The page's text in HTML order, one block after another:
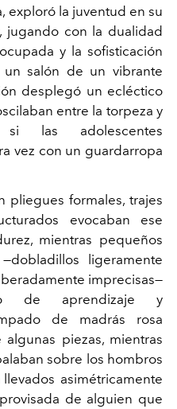
exploró la juventud en su
jugando con la dualidad
y la sofisticación
un salón de un vibrante
desplegó un ecléctico
entre la torpeza y
las adolescentes
vez con un guardarropa
pliegues formales, trajes
evocaban ese
mientras pequeños
ligeramente
imprecisas—
de aprendizaje y
de madrás rosa
piezas, mientras
sobre los hombros
asimétricamente
de alguien que